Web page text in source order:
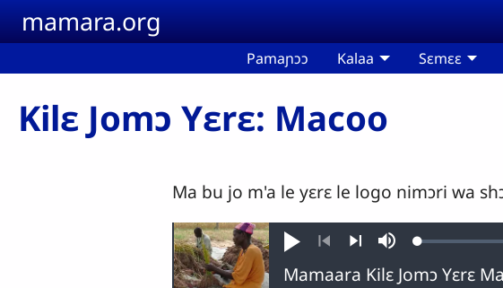
Aller au contenu principal
mamara.org
Pamaɲɔɔ Kalaa Sɛmɛɛ
Kilɛ Jomɔ Yɛrɛ: Macoo
Ma bu jo m'a le yɛrɛ le logo nimɔri wa
Jouer
PrécédentSuivant
SourdineLoaded: